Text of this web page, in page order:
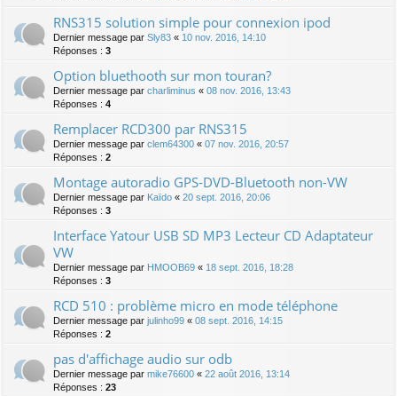
RNS315 solution simple pour connexion ipod
Dernier message par Sly83 « 10 nov. 2016, 14:10
Réponses : 3
Option bluethooth sur mon touran?
Dernier message par charliminus « 08 nov. 2016, 13:43
Réponses : 4
Remplacer RCD300 par RNS315
Dernier message par clem64300 « 07 nov. 2016, 20:57
Réponses : 2
Montage autoradio GPS-DVD-Bluetooth non-VW
Dernier message par Kaïdo « 20 sept. 2016, 20:06
Réponses : 3
Interface Yatour USB SD MP3 Lecteur CD Adaptateur
VW
Dernier message par HMOOB69 « 18 sept. 2016, 18:28
Réponses : 3
RCD 510 : problème micro en mode téléphone
Dernier message par julinho99 « 08 sept. 2016, 14:15
Réponses : 2
pas d'affichage audio sur odb
Dernier message par mike76600 « 22 août 2016, 13:14
Réponses : 23